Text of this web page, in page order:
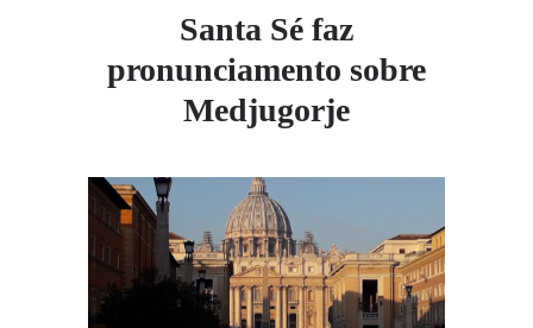
Santa Sé faz
pronunciamento sobre
Medjugorje